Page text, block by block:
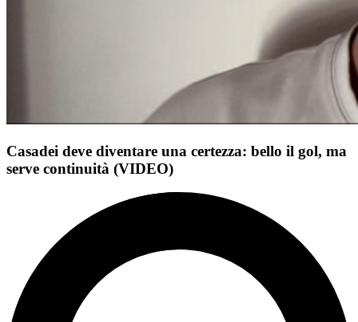
Casadei deve diventare una certezza: bello il gol, ma
serve continuità (VIDEO)